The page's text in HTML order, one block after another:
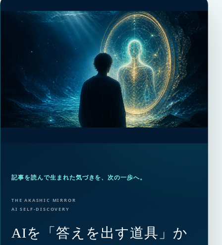
記事を読んで生まれた気づきを、次の一歩へ。
THE AKASHIC MIRROR
AI SELF-DISCOVERY
AIを「答えを出す道具」か